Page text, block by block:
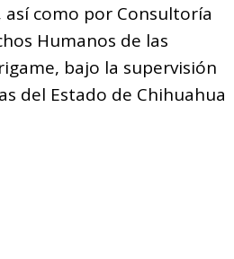
como por Consultoría
Humanos de las
bajo la supervisión
del Estado de Chihuahua